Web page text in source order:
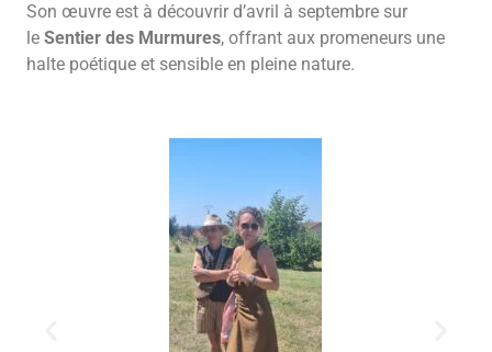
Son œuvre est à découvrir d’avril à septembre sur
leSentier des Murmures, offrant aux promeneurs une
halte poétique et sensible en pleine nature.